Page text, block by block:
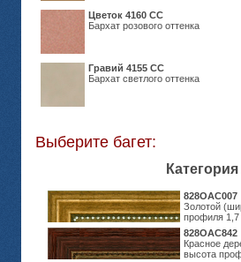
Цветок 4160 СС
Бархат розового оттенка
Гравий 4155 СС
Бархат светлого оттенка
Выберите багет:
Категория
828OAC007
Золотой
профиля
828OAC842
Красное
высота